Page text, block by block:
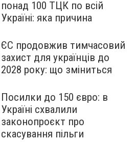
понад 100 ТЦК по всій
Україні: яка причина
ЄС продовжив тимчасовий
захист для українців до
2028 року: що зміниться
Посилки до 150 євро: в
Україні схвалили
законопроєкт про
скасування пільги